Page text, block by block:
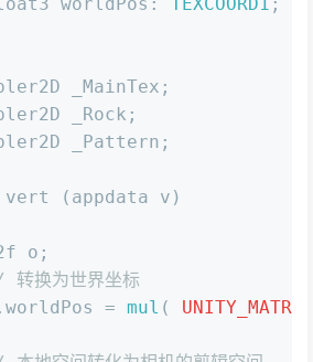
_MainTex;
_Rock;
_Pattern;
(appdata v)
o;
换为世界坐标
worldPos = mul (